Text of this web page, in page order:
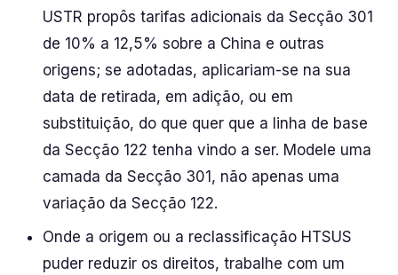
USTR propôs tarifas adicionais da Secção 301
de 10% a 12,5% sobre a China e outras
origens; se adotadas, aplicariam-se na sua
data de retirada, em adição, ou em
substituição, do que quer que a linha de base
da Secção 122 tenha vindo a ser. Modele uma
camada da Secção 301, não apenas uma
variação da Secção 122.
Onde a origem ou a reclassificação HTSUS
puder reduzir os direitos, trabalhe com um